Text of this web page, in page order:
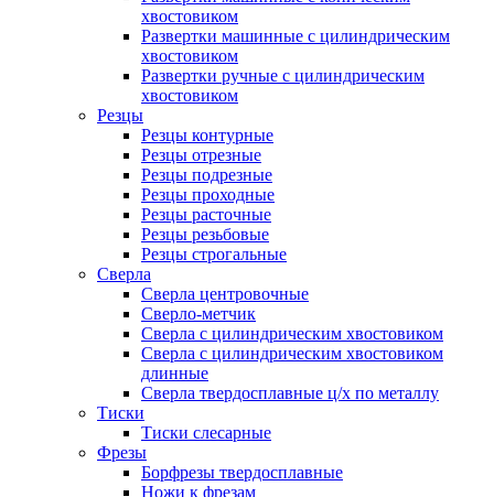
хвостовиком
Развертки машинные с цилиндрическим
хвостовиком
Развертки ручные с цилиндрическим
хвостовиком
Резцы
Резцы контурные
Резцы отрезные
Резцы подрезные
Резцы проходные
Резцы расточные
Резцы резьбовые
Резцы строгальные
Сверла
Сверла центровочные
Сверло-метчик
Сверла с цилиндрическим хвостовиком
Сверла с цилиндрическим хвостовиком
длинные
Сверла твердосплавные ц/х по металлу
Тиски
Тиски слесарные
Фрезы
Борфрезы твердосплавные
Ножи к фрезам